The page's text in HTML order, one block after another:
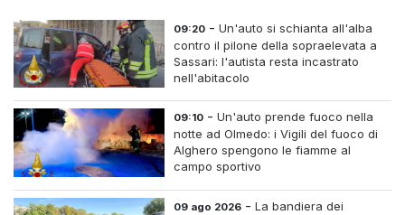
09:20 -Un'auto si schianta all'alba
contro il pilone della sopraelevata a
Sassari: l'autista resta incastrato
nell'abitacolo
09:10 -Un'auto prende fuoco nella
notte ad Olmedo: i Vigili del fuoco di
Alghero spengono le fiamme al
campo sportivo
09 ago 2026 -La bandiera dei